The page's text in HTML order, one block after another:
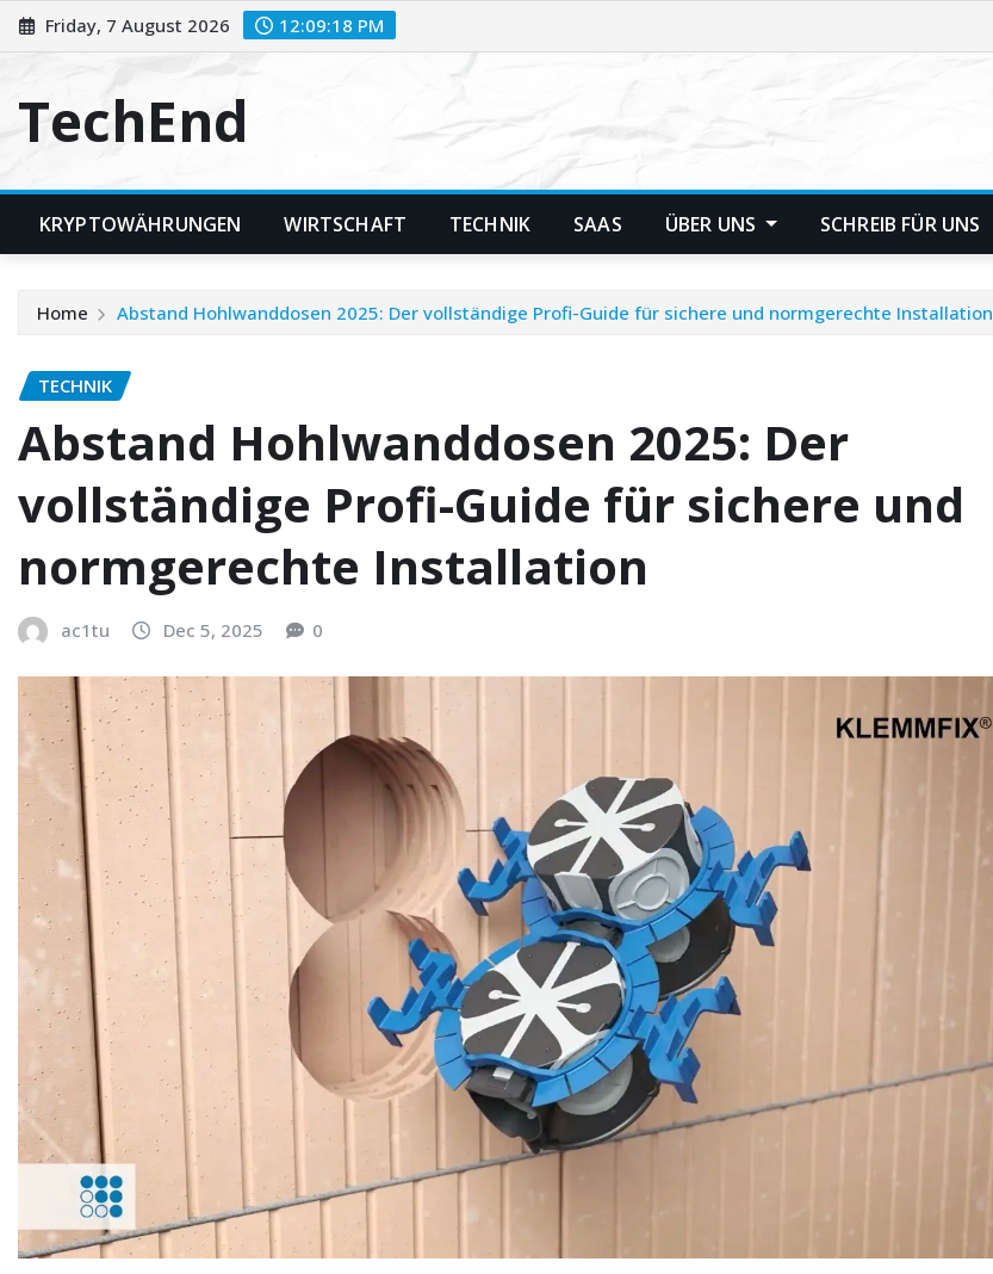
Skip
to
Friday, 7 August 2026 12:09:19 PM
TechEnd
KRYPTOWÄHRUNGEN WIRTSCHAFT TECHNIK SAAS ÜBER UNS SCHREIB FÜR UNS
Home Abstand Hohlwanddosen 2025: Der vollständige Profi-Guide für sichere und normgerechte Installation
TECHNIK
Abstand Hohlwanddosen 2025: Der
vollständige Profi-Guide für sichere und
normgerechte Installation
ac1tu Dec 5, 2025 0